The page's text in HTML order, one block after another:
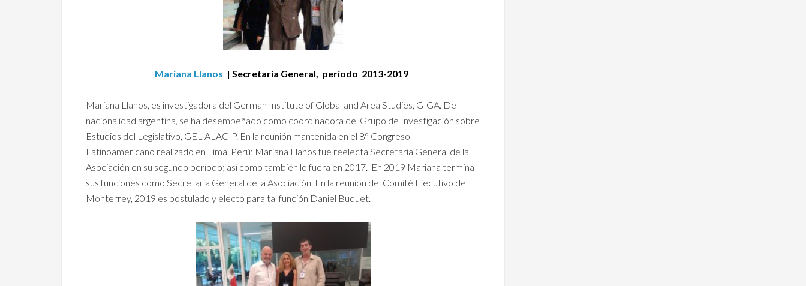
Mariana Llanos | Secretaria General, período 2013-2019
Mariana Llanos, es investigadora del German Institute of Global and Area Studies, GIGA. De
nacionalidad argentina, se ha desempeñado como coordinadora del Grupo de Investigación sobre
Estudios del Legislativo, GEL-ALACIP. En la reunión mantenida en el 8° Congreso
Latinoamericano realizado en Lima, Perú; Mariana Llanos fue reelecta Secretaria General de la
Asociación en su segundo período; así como también lo fuera en 2017. En 2019 Mariana termina
sus funciones como Secretaria General de la Asociación. En la reunión del Comité Ejecutivo de
Monterrey, 2019 es postulado y electo para tal función Daniel Buquet.